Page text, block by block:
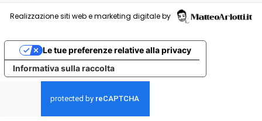
Realizzazione siti web e marketing digitale by
Informativa sulla raccolta
Le tue preferenze relative alla privacy